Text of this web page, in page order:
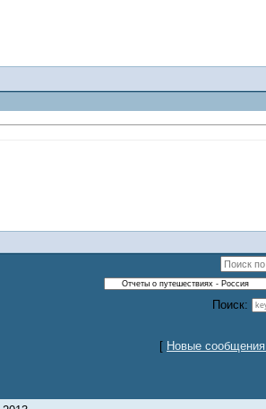
Поиск:
[ Новые сообщения